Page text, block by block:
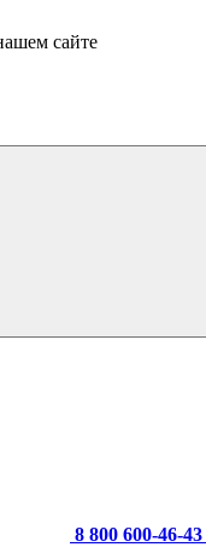
сайте
8 800 600-46-43